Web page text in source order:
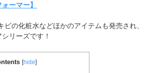
ーマー】
ビの化粧水などほかのアイテムも発売され、
リーズです！
[hide]